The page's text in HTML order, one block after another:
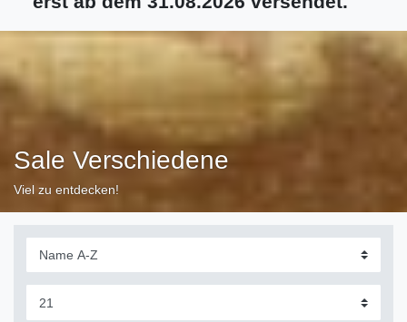
Sale Verschiedene
Viel zu entdecken!